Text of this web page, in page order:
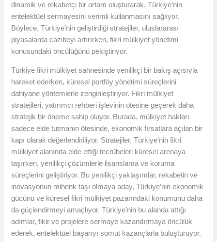
dinamik ve rekabetçi bir ortam oluşturarak, Türkiye’nin
entelektüel sermayesini verimli kullanmasını sağlıyor.
Böylece, Türkiye’nin geliştirdiği stratejiler, uluslararası
piyasalarda cazibeyi artırırken, fikri mülkiyet yönetimi
konusundaki öncülüğünü pekiştiriyor.
Türkiye fikri mülkiyet sahnesinde yenilikçi bir bakış açısıyla
hareket ederken, küresel portföy yönetimi süreçlerini
dahiyane yöntemlerle zenginleştiriyor. Fikri mülkiyet
stratejileri, yatırımcı rehberi işlevinin ötesine geçerek daha
stratejik bir öneme sahip oluyor. Burada, mülkiyet hakları
sadece elde tutmanın ötesinde, ekonomik fırsatlara açılan bir
kapı olarak değerlendiriliyor. Stratejiler, Türkiye’nin fikri
mülkiyet alanında elde ettiği tecrübeleri küresel arenaya
taşırken, yenilikçi çözümlerle lisanslama ve koruma
süreçlerini geliştiriyor. Bu yenilikçi yaklaşımlar, rekabetin ve
inovasyonun mihenk taşı olmaya aday, Türkiye’nin ekonomik
gücünü ve küresel fikri mülkiyet pazarındaki konumunu daha
da güçlendirmeyi amaçlıyor. Türkiye’nin bu alanda attığı
adımlar, fikir ve projelere sermaye kazandırmaya öncülük
ederek, entelektüel başarıyı somut kazançlarla buluşturuyor.